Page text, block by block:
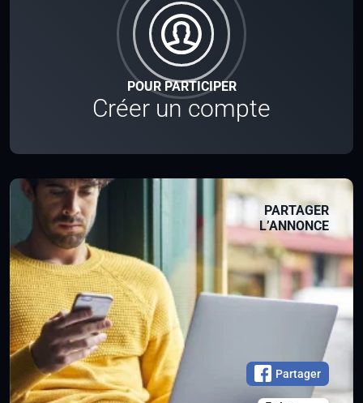
POUR PARTICIPER
Créer un compte
PARTAGER
L’ANNONCE
Partager